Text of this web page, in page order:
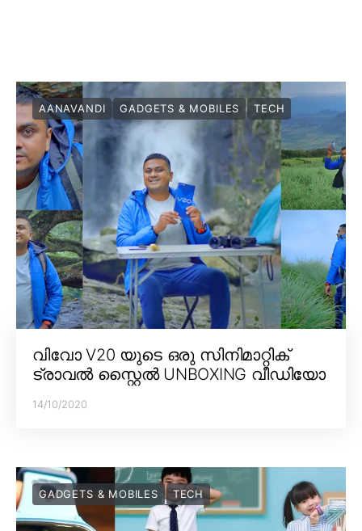
AANAVANDI GADGETS & MOBILES TECH
വിവോ V20 യുടെ ഒരു സിനിമാറ്റിക്
ട്രാവൽ സ്റ്റൈൽ UNBOXING വീഡിയോ
14/10/2020
GADGETS & MOBILES TECH